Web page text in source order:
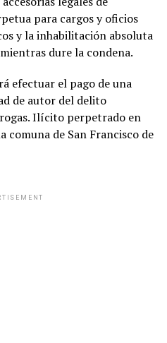
para cargos y oficios
y la inhabilitación absoluta
dure la condena.
efectuar el pago de una
de autor del delito
Ilícito perpetrado en
comuna de San Francisco de